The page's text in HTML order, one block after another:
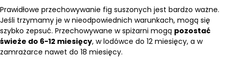
Prawidłowe przechowywanie fig suszonych jest bardzo ważne.
Jeśli trzymamy je w nieodpowiednich warunkach, mogą się
szybko zepsuć. Przechowywane w spiżarni mogą pozostać
świeże do 6-12 miesięcy, w lodówce do 12 miesięcy, a w
zamrażarce nawet do 18 miesięcy.